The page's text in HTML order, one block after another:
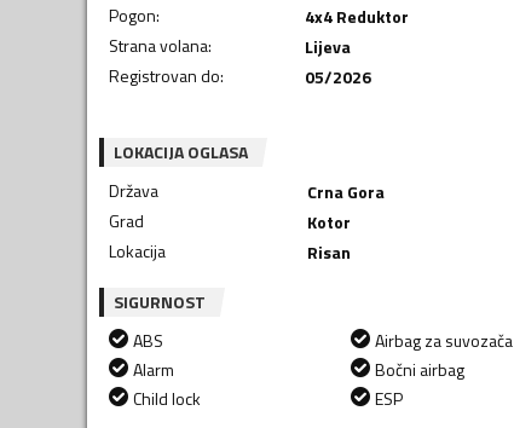
Pogon:
4x4 Reduktor
Strana volana:
Lijeva
Registrovan do: 05/2026
LOKACIJA OGLASA
Država
Crna Gora
Grad
Kotor
Lokacija
Risan
SIGURNOST
ABS
Alarm
Child lock
Airbag za suvozača
Bočni airbag
ESP